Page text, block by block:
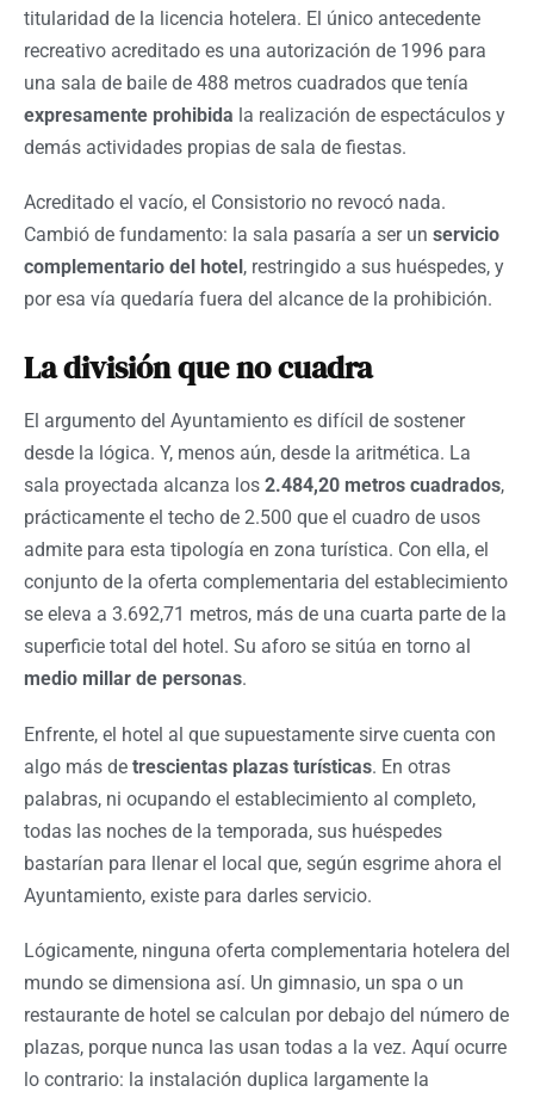
titularidad de la licencia hotelera. El único antecedente
recreativo acreditado es una autorización de 1996 para
una sala de baile de 488 metros cuadrados que tenía
expresamente prohibida la realización de espectáculos y
demás actividades propias de sala de fiestas.
Acreditado el vacío, el Consistorio no revocó nada.
Cambió de fundamento: la sala pasaría a ser un servicio
complementario del hotel , restringido a sus huéspedes, y
por esa vía quedaría fuera del alcance de la prohibición.
La división que no cuadra
El argumento del Ayuntamiento es difícil de sostener
desde la lógica. Y, menos aún, desde la aritmética. La
sala proyectada alcanza los 2.484,20 metros cuadrados,
prácticamente el techo de 2.500 que el cuadro de usos
admite para esta tipología en zona turística. Con ella, el
conjunto de la oferta complementaria del establecimiento
se eleva a 3.692,71 metros, más de una cuarta parte de la
superficie total del hotel. Su aforo se sitúa en torno al
medio millar de personas.
Enfrente, el hotel al que supuestamente sirve cuenta con
algo más de trescientas plazas turísticas. En otras
palabras, ni ocupando el establecimiento al completo,
todas las noches de la temporada, sus huéspedes
bastarían para llenar el local que, según esgrime ahora el
Ayuntamiento, existe para darles servicio.
Lógicamente, ninguna oferta complementaria hotelera del
mundo se dimensiona así. Un gimnasio, un spa o un
restaurante de hotel se calculan por debajo del número de
plazas, porque nunca las usan todas a la vez. Aquí ocurre
lo contrario: la instalación duplica largamente la